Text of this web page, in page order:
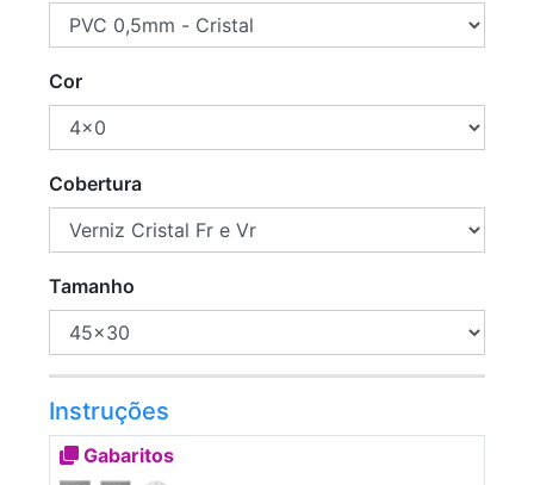
Cor
Cobertura
Tamanho
Instruções
Gabaritos